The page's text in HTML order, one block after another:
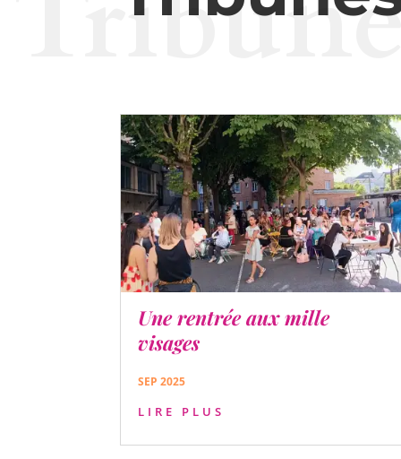
Une rentrée aux mille
visages
SEP 2025
LIRE PLUS